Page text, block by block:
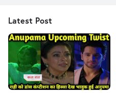
Latest Post